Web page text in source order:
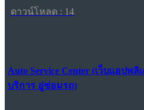
ดาวน์โหลด : 14
Auto Service Center (เว็บแอปพ
บริการ อู่ซ่อมรถ)